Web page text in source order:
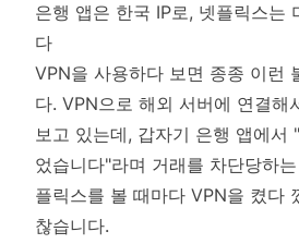
은행 앱은 한국 IP로, 넷플릭스는
다
VPN을 사용하다 보면 종종 이런
다. VPN으로 해외 서버에 연결해
보고 있는데, 갑자기 은행 앱에서
었습니다"라며 거래를 차단당하
플릭스를 볼 때마다 VPN을 켰다
찮습니다.